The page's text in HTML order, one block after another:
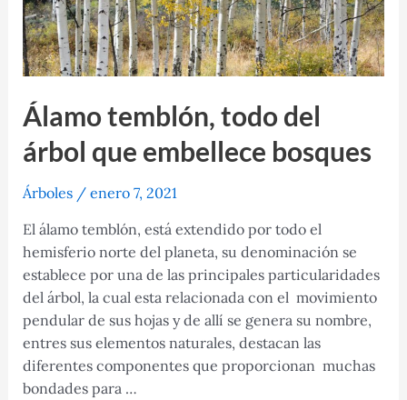
Álamo temblón, todo del
árbol que embellece bosques
Árboles/ enero 7, 2021
El álamo temblón, está extendido por todo el
hemisferio norte del planeta, su denominación se
establece por una de las principales particularidades
del árbol, la cual esta relacionada con el movimiento
pendular de sus hojas y de allí se genera su nombre,
entres sus elementos naturales, destacan las
diferentes componentes que proporcionan muchas
bondades para …